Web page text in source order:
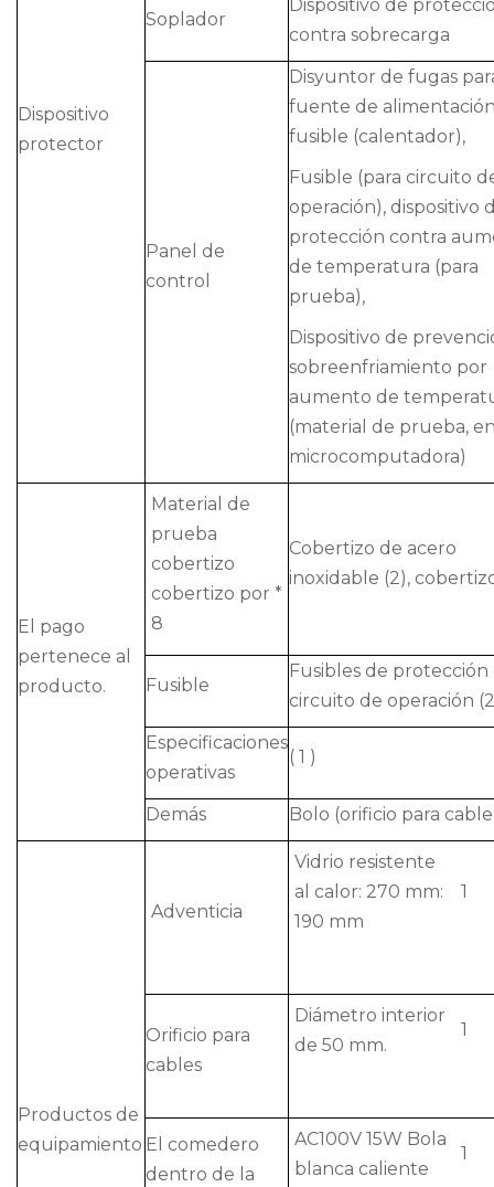
Dispositivo
protector
Soplador
Dispositivo de
contra sobrecarga
Panel de
control
Disyuntor de fugas
fuente de
fusible (calentador),
Fusible (para circuito
operación), dispositivo
protección contra
de temperatura (para
prueba),
Dispositivo de
sobreenfriamiento por
aumento de
(material de prueba,
microcomputadora)
El pago
pertenece al
producto.
Material de
prueba
cobertizo
cobertizo por *
8
Cobertizo de acero
inoxidable (2),
Fusible
Fusibles de protección
circuito de operación
Especificaciones
operativas
( 1 )
Demás Bolo (orificio para
Productos de
equipamiento
Adventicia
Vidrio resistente
al calor: 270 mm:
190 mm
1
Orificio para
cables
Diámetro interior
de 50 mm.
1
El comedero
dentro de la
AC100V 15W Bola
blanca caliente
1